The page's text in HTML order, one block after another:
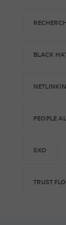
BLACK
PEOPLE
SXO
TRUST